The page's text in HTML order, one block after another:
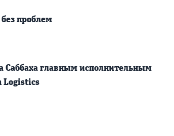
проблем
Саббаха главным исполнительным
Logistics